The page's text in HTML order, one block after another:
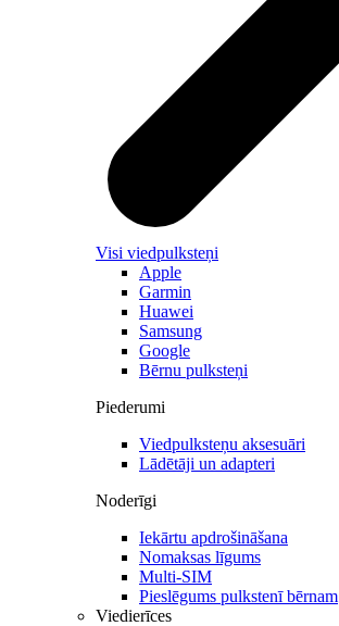
Visi viedpulksteņi
Apple
Garmin
Huawei
Samsung
Google
Bērnu pulksteņi
Piederumi
Viedpulksteņu aksesuāri
Lādētāji un adapteri
Noderīgi
Iekārtu apdrošināšana
Nomaksas līgums
Multi-SIM
Pieslēgums pulkstenī bērnam
Viedierīces